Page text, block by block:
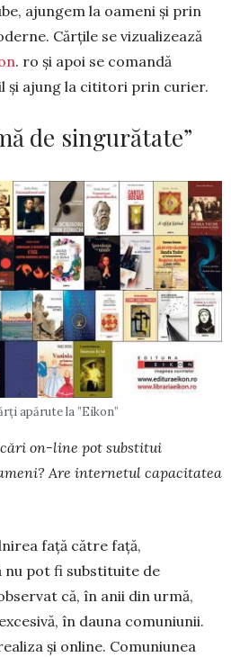
ajungem la oameni și prin
Cărțile se vizualizează
. ro și apoi se comandă
și ajung la cititori prin curier.
de singurătate”
apărute la ”Eikon”
on-line pot substitui
Are in­ternetul capacitatea
față către față,
nu pot fi substituite de
că, în anii din urmă,
în dauna co­muniunii.
și online. Co­muniunea